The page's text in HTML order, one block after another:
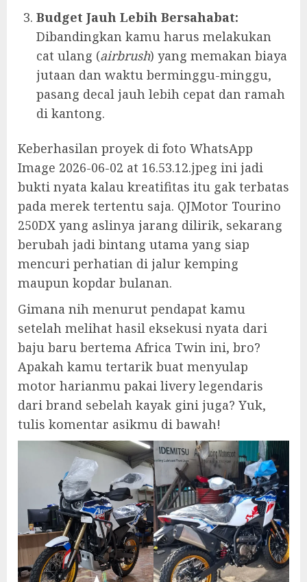
Budget Jauh Lebih Bersahabat:
Dibandingkan kamu harus melakukan
cat ulang (airbrush) yang memakan biaya
jutaan dan waktu berminggu-minggu,
pasang decal jauh lebih cepat dan ramah
di kantong.
Keberhasilan proyek di foto WhatsApp
Image 2026-06-02 at 16.53.12.jpeg ini jadi
bukti nyata kalau kreatifitas itu gak terbatas
pada merek tertentu saja. QJMotor Tourino
250DX yang aslinya jarang dilirik, sekarang
berubah jadi bintang utama yang siap
mencuri perhatian di jalur kemping
maupun kopdar bulanan.
Gimana nih menurut pendapat kamu
setelah melihat hasil eksekusi nyata dari
baju baru bertema Africa Twin ini, bro?
Apakah kamu tertarik buat menyulap
motor harianmu pakai livery legendaris
dari brand sebelah kayak gini juga? Yuk,
tulis komentar asikmu di bawah!